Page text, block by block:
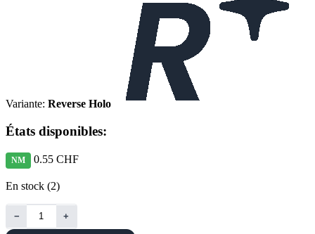
Variante: Reverse Holo
États disponibles:
NM 0.55 CHF
En stock (2)
− +